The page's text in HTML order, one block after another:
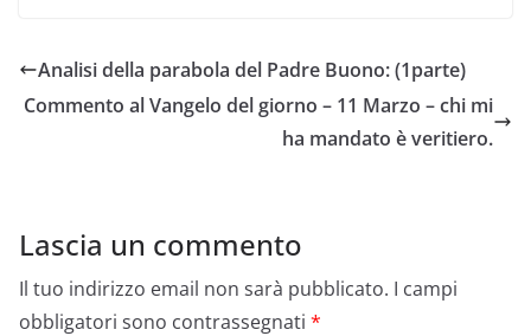
Analisi della parabola del Padre Buono: (1parte)
Commento al Vangelo del giorno – 11 Marzo – chi mi
ha mandato è veritiero.
Lascia un commento
Il tuo indirizzo email non sarà pubblicato. I campi
obbligatori sono contrassegnati *